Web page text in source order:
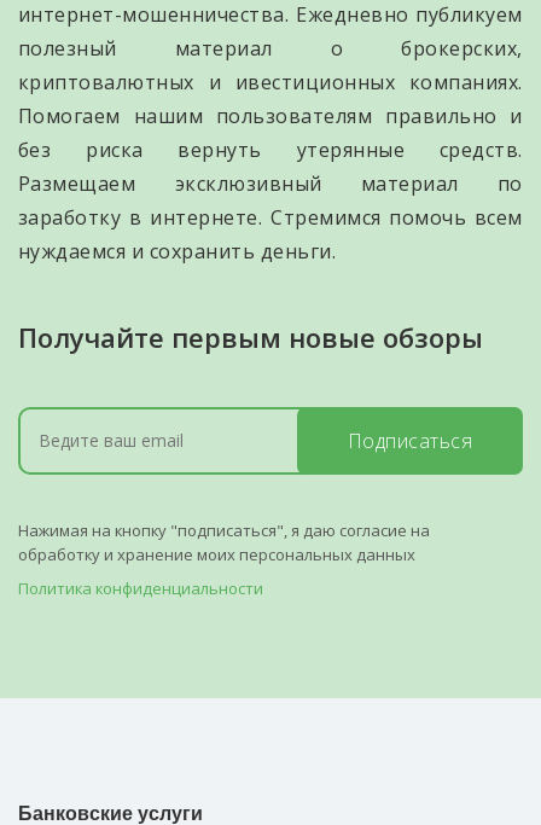
интернет-мошенничества. Ежедневно публикуем
полезный материал о брокерских,
криптовалютных и ивестиционных компаниях.
Помогаем нашим пользователям правильно и
без риска вернуть утерянные средств.
Размещаем эксклюзивный материал по
заработку в интернете. Стремимся помочь всем
нуждаемся и сохранить деньги.
Получайте первым новые обзоры
Подписаться
Нажимая на кнопку "подписаться", я даю согласие на
обработку и хранение моих персональных данных
Политика конфиденциальности
Банковские услуги